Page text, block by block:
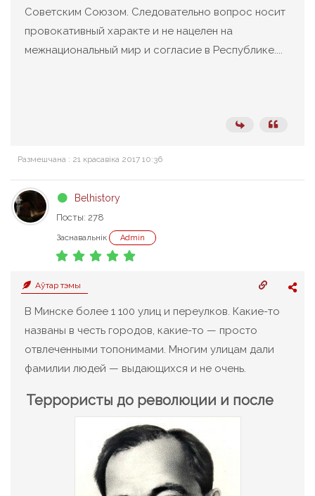
Советским Союзом. Следовательно вопрос носит
провокативный характе и не нацелен на
межнациональный мир и согласие в Республике....
Размешчана : 21 красавіка 2017 10:36
Belhistory
Посты: 278
Заснавальнік Admin
Аўтар тэмы
В Минске более 1 100 улиц и переулков. Какие-то
названы в честь городов, какие-то — просто
отвлеченными топонимами. Многим улицам дали
фамилии людей — выдающихся и не очень.
Террористы до революции и после